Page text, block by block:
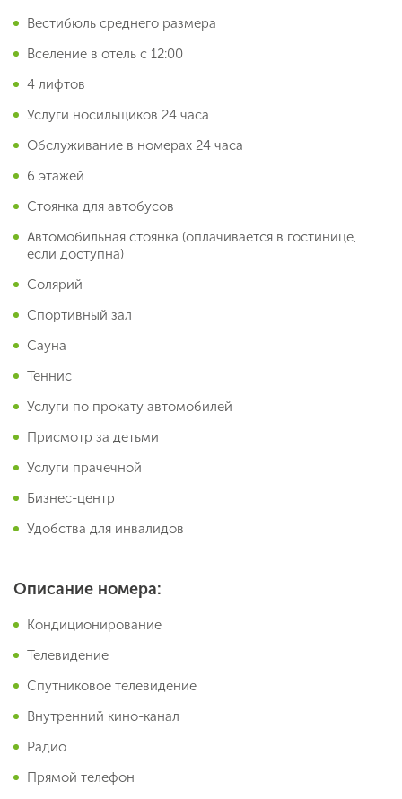
Вестибюль среднего размера
Вселение в отель с 12:00
4 лифтов
Услуги носильщиков 24 часа
Обслуживание в номерах 24 часа
6 этажей
Стоянка для автобусов
Автомобильная стоянка (оплачивается в гостинице,
если доступна)
Солярий
Спортивный зал
Сауна
Теннис
Услуги по прокату автомобилей
Присмотр за детьми
Услуги прачечной
Бизнес-центр
Удобства для инвалидов
Описание номера:
Кондиционирование
Телевидение
Спутниковое телевидение
Внутренний кино-канал
Радио
Прямой телефон